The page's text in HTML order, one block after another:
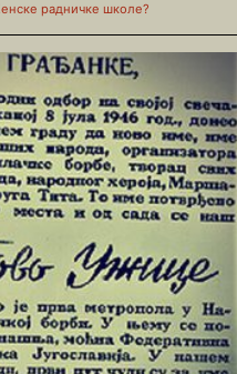
радничке школе?